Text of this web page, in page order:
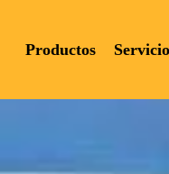
Productos